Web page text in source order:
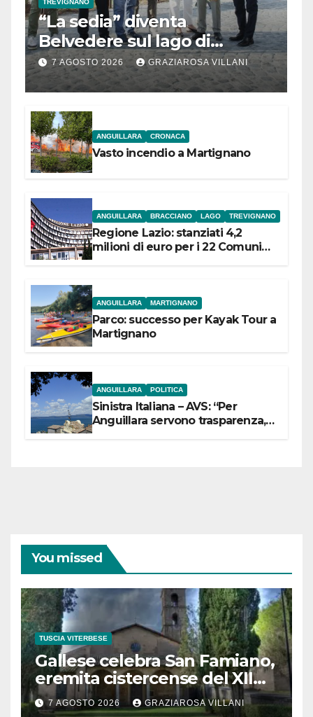
“La sedia” diventa
Belvedere sul lago di
Bracciano: ieri
l’inaugurazione
7 AGOSTO 2026 GRAZIAROSA VILLANI
ANGUILLARA CRONACA
Vasto incendio a Martignano
ANGUILLARA BRACCIANO LAGO TREVIGNANO
Regione Lazio: stanziati 4,2
milioni di euro per i 22 Comuni
ANGUILLARA MARTIGNANO
Parco: successo per Kayak Tour a
Martignano
ANGUILLARA POLITICA
Sinistra Italiana – AVS: “Per
Anguillara servono trasparenza,
You missed
TUSCIA VITERBESE
Gallese celebra San Famiano,
eremita cistercense del XII
secolo
7 AGOSTO 2026 GRAZIAROSA VILLANI